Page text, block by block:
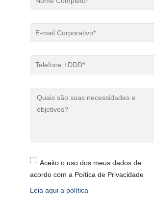
Aceito o uso dos meus dados de
acordo com a Poítica de Privacidade
Leia aqui a política